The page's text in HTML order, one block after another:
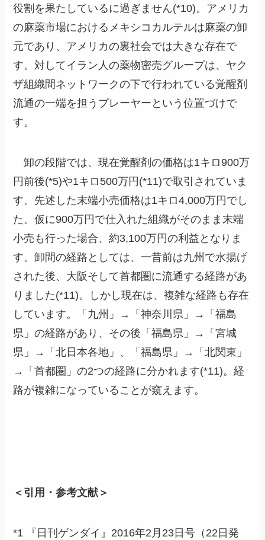
役割を果たしているに過ぎません(*10)。アメリカ
の麻薬市場におけるメキシコカルテルは麻薬の卸
元であり、アメリカの裏社会では大きな存在で
す。対してイラン人の薬物密売グループは、ヤク
ザ組織間ネットワークの下で行われている覚醒剤
流通の一端を担うプレーヤーという位置づけで
す。
卸の段階では、現在覚醒剤の価格は1キロ900万
円前後(*5)や1キロ500万円(*11)で取引されていま
す。先述した末端小売価格は1キロ4,000万円でし
た。仮に900万円で仕入れた組織がそのまま末端
小売も行った場合、約3,100万円の利益となりま
す。卸間の経路としては、一昔前は九州で水揚げ
された後、大阪そして首都圏に流通する経路があ
りました(*11)。しかし現在は、複雑な経路も存在
しています。「九州」→「神奈川県」→「福島
県」の経路があり、その後「福島県」→「宮城
県」→「北日本各地」、「福島県」→「北関東」
→「首都圏」の2つの経路に分かれます(*11)。経
路が複雑になっていることが窺えます。
＜引用・参考文献＞
*1 『日刊ゲンダイ』2016年2月23日号（22日発